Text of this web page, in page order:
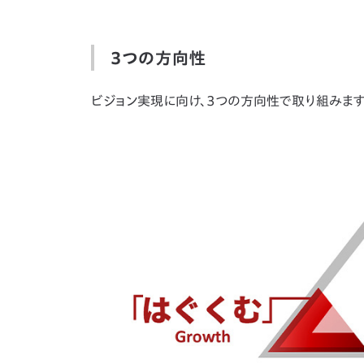
3つの方向性
ビジョン実現に向け、3つの方向性で取り組みます